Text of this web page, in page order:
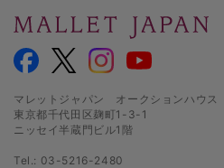
マレットジャパン オークションハウス
東京都千代田区麹町1-3-1
ニッセイ半蔵門ビル1階
Tel.: 03-5216-2480